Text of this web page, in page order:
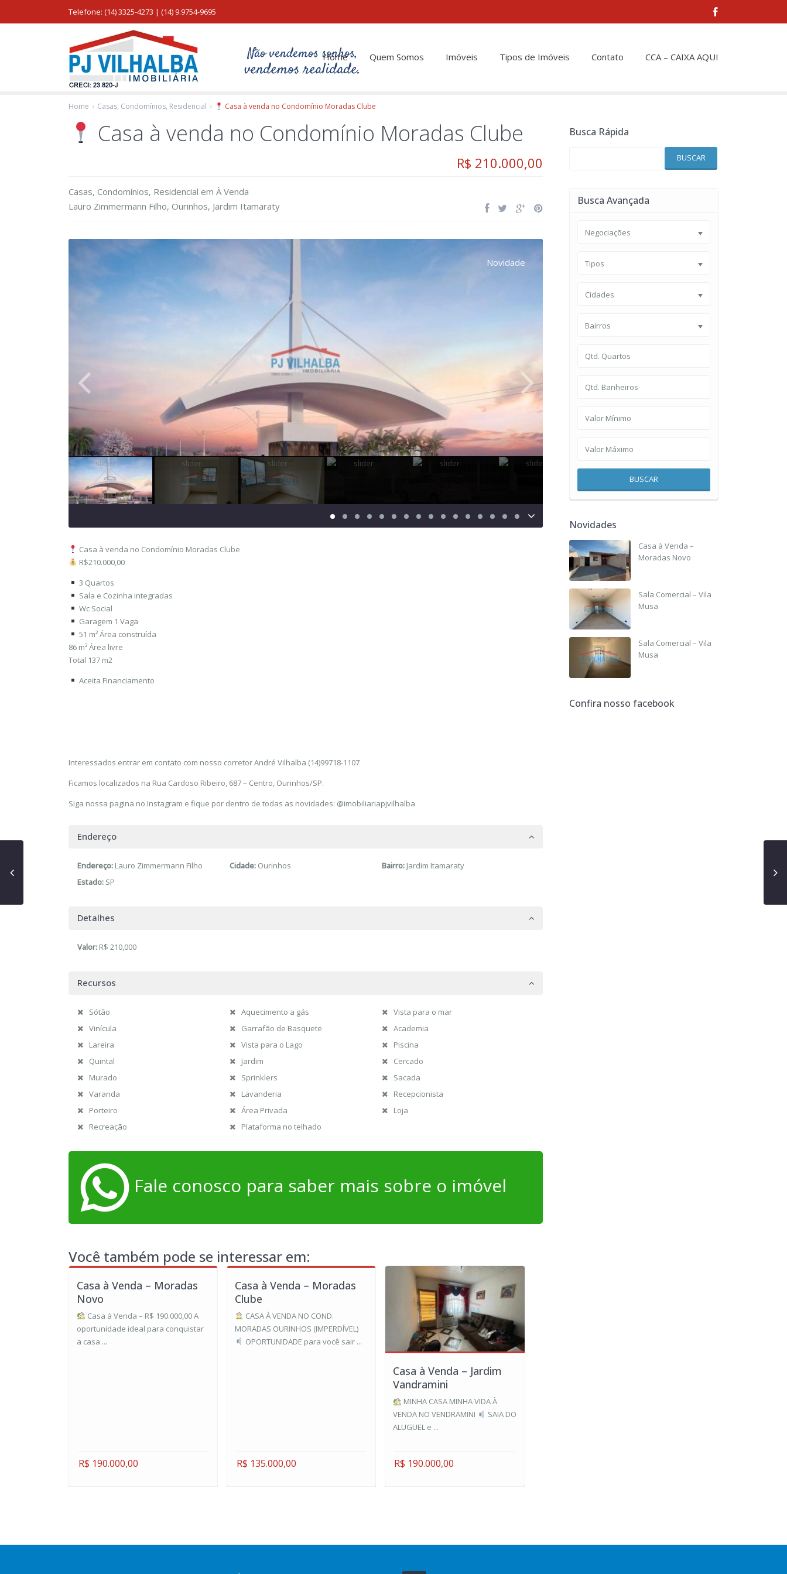
Telefone: (14) 3325-4273 | (14) 9.9754-9695
Home Quem Somos Imóveis Tipos de Imóveis Contato CCA – CAIXA AQUI
Home Casas, Condomínios, Residencial Casa à venda no Condomínio Moradas Clube
Casa à venda no Condomínio Moradas Clube
R$ 210.000,00
Casas, Condomínios, Residencial em À Venda
Lauro Zimmermann Filho, Ourinhos, Jardim Itamaraty
Novidade
Casa à venda no Condomínio Moradas Clube
R$210.000,00
3 Quartos
Sala e Cozinha integradas
Wc Social
Garagem 1 Vaga
51 m² Área construída
86 m² Área livre
Total 137 m2
Aceita Financiamento
Interessados entrar em contato com nosso corretor André Vilhalba (14)99718-1107
Ficamos localizados na Rua Cardoso Ribeiro, 687 – Centro, Ourinhos/SP.
Siga nossa pagina no Instagram e fique por dentro de todas as novidades: @imobiliariapjvilhalba
Endereço
Endereço: Lauro Zimmermann Filho Cidade: Ourinhos Bairro: Jardim Itamaraty
Estado: SP
Detalhes
Valor: R$ 210,000
Recursos
Sótão Aquecimento a gás
Vista para o mar
Vinícula
Garrafão de Basquete
Academia
Lareira
Vista para o Lago
Piscina
Quintal
Jardim
Cercado
Murado
Sprinklers
Sacada
Varanda
Lavanderia
Recepcionista
Porteiro
Área Privada
Loja
Recreação
Plataforma no telhado
Fale conosco para saber mais sobre o imóvel
Você também pode se interessar em:
Casa à Venda – Moradas
Novo
Casa à Venda – R$ 190.000,00 A
oportunidade ideal para conquistar
a casa ...
R$ 190.000,00
Casa à Venda – Moradas
Clube
CASA À VENDA NO COND.
MORADAS OURINHOS (IMPERDÍVEL)
OPORTUNIDADE para você sair ...
R$ 135.000,00
Casa à Venda – Jardim
Vandramini
MINHA CASA MINHA VIDA À
VENDA NO VENDRAMINI
SAIA DO
ALUGUEL e ...
R$ 190.000,00
Busca Rápida
BUSCAR
Busca Avançada
Negociações
Tipos
Cidades
Bairros
BUSCAR
Novidades
Casa à Venda –
Moradas Novo
Sala Comercial – Vila
Musa
Sala Comercial – Vila
Musa
Confira nosso facebook